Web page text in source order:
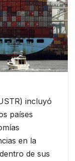
incluyó
países
en la
dentro de sus